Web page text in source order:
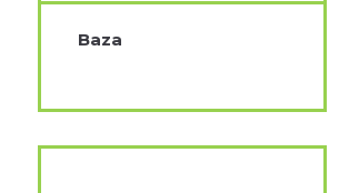
Baza